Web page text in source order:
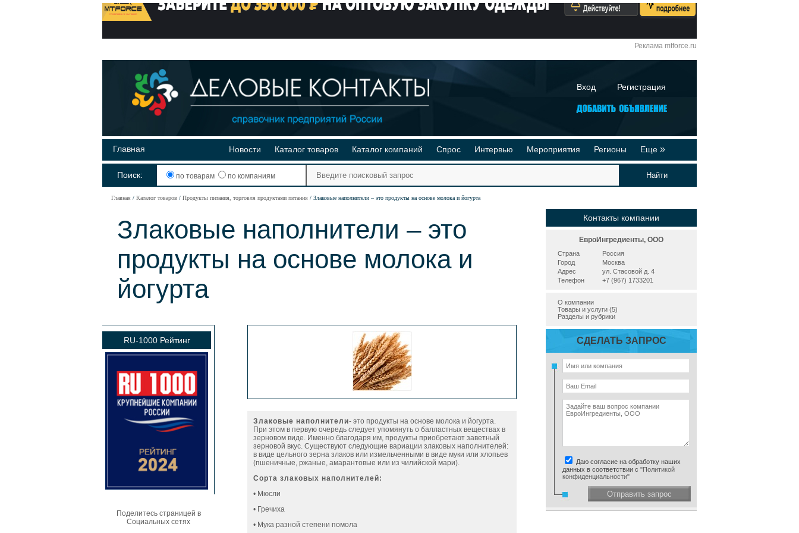
Реклама mtforce.ru
Вход Регистрация
Главная Новости Каталог товаров Каталог компаний Спрос Интервью Мероприятия Регионы Еще »
Реклама на сайте
Поиск: по товарам по компаниям
Главная Каталог товаров Продукты питания, торговля продуктами питания Злаковые наполнители – это продукты на основе молока и йогурта
Злаковые наполнители – это
продукты на основе молока и
йогурта
RU-1000 Рейтинг
Поделитесь страницей в
Социальных сетях
Злаковые наполнители- это продукты на основе молока и йогурта.
При этом в первую очередь следует упомянуть о балластных веществах в
зерновом виде. Именно благодаря им, продукты приобретают заветный
зерновой вкус. Существуют следующие вариации злаковых наполнителей:
в виде цельного зерна злаков или измельченными в виде муки или хлопьев
(пшеничные, ржаные, амарантовые или из чилийской мари).
Сорта злаковых наполнителей:
• Мюсли
• Гречиха
• Мука разной степени помола
Контакты компании
ЕвроИнгредиенты, ООО
Страна
Россия
Город
Москва
Адрес
ул. Стасовой д. 4
Телефон
+7 (967) 1733201
О компании
Товары и услуги (5)
Разделы и рубрики
СДЕЛАТЬ ЗАПРОС
Даю согласие на обработку наших
данных в соответствии с "Политикой
конфиденциальности"
Отправить запрос